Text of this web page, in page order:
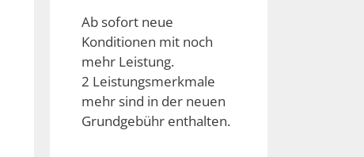
Ab sofort neue
Konditionen mit noch
mehr Leistung.
2 Leistungsmerkmale
mehr sind in der neuen
Grundgebühr enthalten.